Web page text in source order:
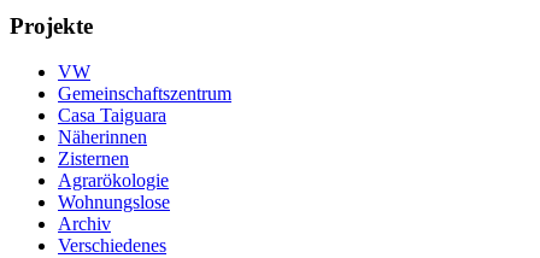
Projekte
VW
Gemeinschaftszentrum
Casa Taiguara
Näherinnen
Zisternen
Agrarökologie
Wohnungslose
Archiv
Verschiedenes